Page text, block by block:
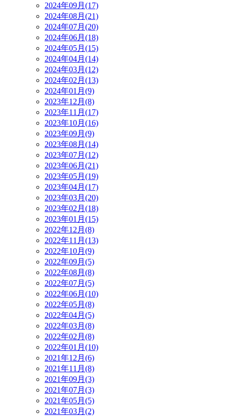
2024年09月(17)
2024年08月(21)
2024年07月(20)
2024年06月(18)
2024年05月(15)
2024年04月(14)
2024年03月(12)
2024年02月(13)
2024年01月(9)
2023年12月(8)
2023年11月(17)
2023年10月(16)
2023年09月(9)
2023年08月(14)
2023年07月(12)
2023年06月(21)
2023年05月(19)
2023年04月(17)
2023年03月(20)
2023年02月(18)
2023年01月(15)
2022年12月(8)
2022年11月(13)
2022年10月(9)
2022年09月(5)
2022年08月(8)
2022年07月(5)
2022年06月(10)
2022年05月(8)
2022年04月(5)
2022年03月(8)
2022年02月(8)
2022年01月(10)
2021年12月(6)
2021年11月(8)
2021年09月(3)
2021年07月(3)
2021年05月(5)
2021年03月(2)